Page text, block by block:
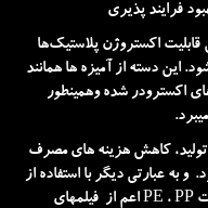
فرایند پذیری
اکستروژن پلاستیک‌ها
این دسته از آمیزه ها همانند
اکسترودر شده وهمینطور
کاهش هزینه های مصرف
به عبارتی دیگر با استفاده از
افزودنی‌های کمک ‌فرآیند که در تولید محصولات PE ، PP اعم از فیلمهای